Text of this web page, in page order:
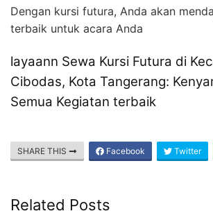
Dengan kursi futura, Anda akan
terbaik untuk acara Anda
layaann Sewa Kursi Futura di
Cibodas, Kota Tangerang:
Semua Kegiatan terbaik
SHARE THIS Facebook Twitter
Related Posts